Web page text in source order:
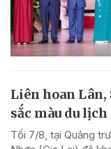
Liên hoan Lân,
sắc màu du
Tối 7/8, tại Quảng